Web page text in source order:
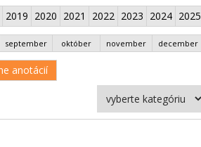
2019 2020 2021 2022 2023 2024 2025
september október november december
anotácií